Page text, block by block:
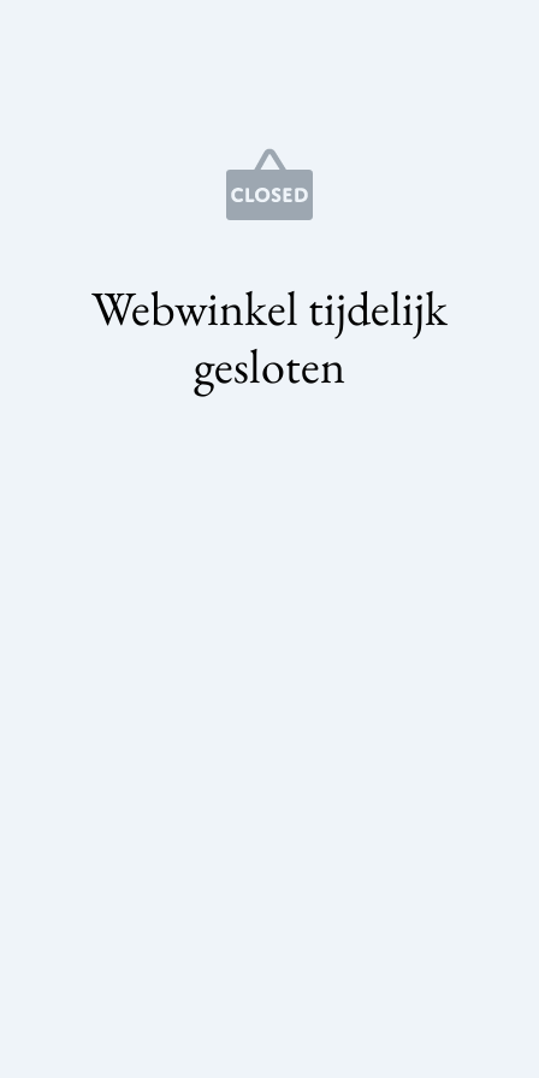
Webwinkel tijdelijk
gesloten